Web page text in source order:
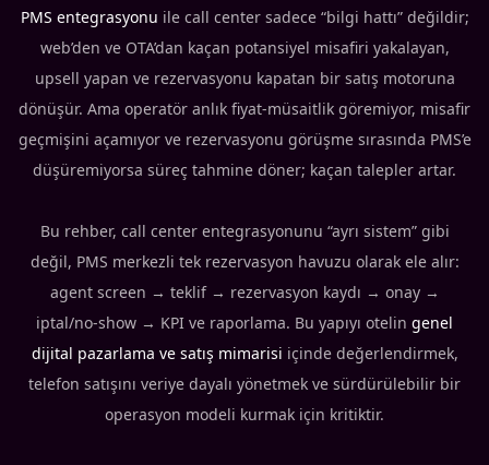
PMS entegrasyonu ile call center sadece “bilgi hattı” değildir;
web’den ve OTA’dan kaçan potansiyel misafiri yakalayan,
upsell yapan ve rezervasyonu kapatan bir satış motoruna
dönüşür. Ama operatör anlık fiyat-müsaitlik göremiyor, misafir
geçmişini açamıyor ve rezervasyonu görüşme sırasında PMS’e
düşüremiyorsa süreç tahmine döner; kaçan talepler artar.
Bu rehber, call center entegrasyonunu “ayrı sistem” gibi
değil, PMS merkezli tek rezervasyon havuzu olarak ele alır:
agent screen → teklif → rezervasyon kaydı → onay →
iptal/no-show → KPI ve raporlama. Bu yapıyı otelin genel
dijital pazarlama ve satış mimarisi içinde değerlendirmek,
telefon satışını veriye dayalı yönetmek ve sürdürülebilir bir
operasyon modeli kurmak için kritiktir.